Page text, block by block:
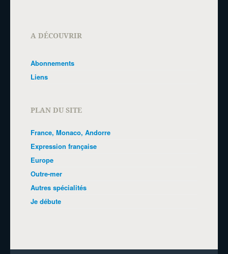
A DÉCOUVRIR
Abonnements
Liens
PLAN DU SITE
France, Monaco, Andorre
Expression française
Europe
Outre-mer
Autres spécialités
Je débute